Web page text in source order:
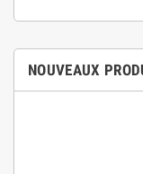
NOUVEAUX